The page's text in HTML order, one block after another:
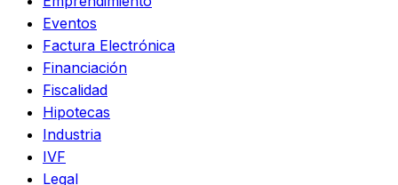
Eventos
Factura Electrónica
Financiación
Fiscalidad
Hipotecas
Industria
IVF
Legal